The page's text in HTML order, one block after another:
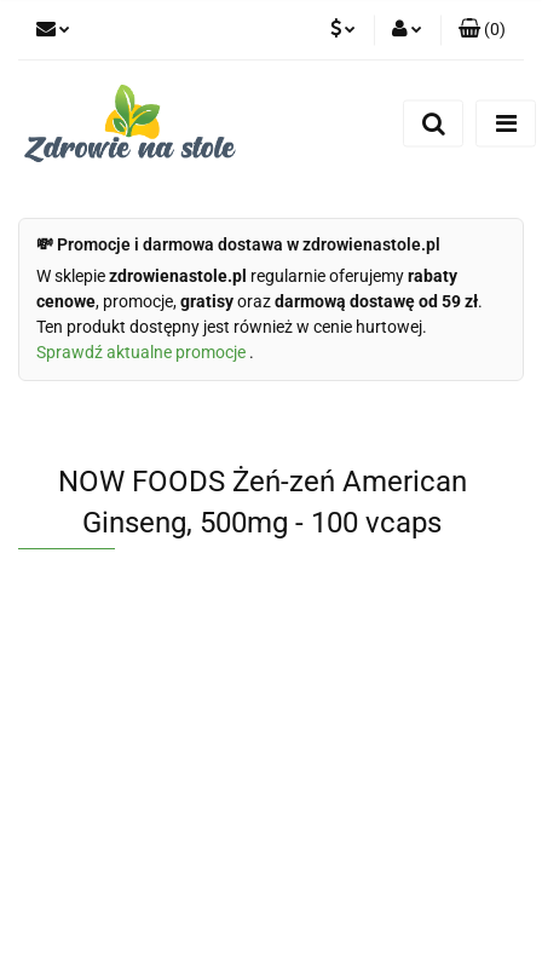
(0)
💸 Promocje i darmowa dostawa w zdrowienastole.pl
W sklepiezdrowienastole.pl regularnie oferujemyrabaty
cenowe, promocje,gratisyorazdarmową dostawę od 59 zł.
Ten produkt dostępny jest również w cenie hurtowej.
Sprawdź aktualne promocje .
NOW FOODS Żeń-zeń American
Ginseng, 500mg - 100 vcaps